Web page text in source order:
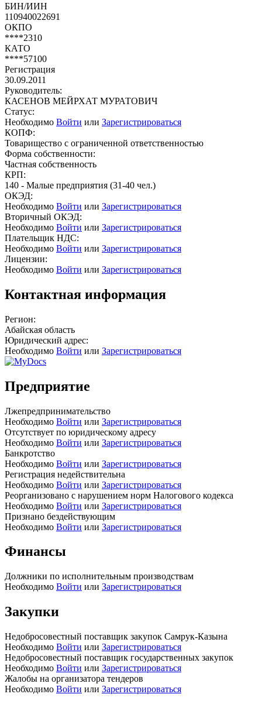
БИН/ИИН
110940022691
ОКПО
****2310
КАТО
****57100
Регистрация
30.09.2011
Руководитель:
КАСЕНОВ МЕЙРХАТ МУРАТОВИЧ
Статус:
Необходимо Войти или Зарегистрироваться
КОПФ:
Товарищество с ограниченной ответственностью
Форма собственности:
Частная собственность
КРП:
140 - Малые предприятия (31-40 чел.)
ОКЭД:
Необходимо Войти или Зарегистрироваться
Вторичный ОКЭД:
Необходимо Войти или Зарегистрироваться
Плательщик НДС:
Необходимо Войти или Зарегистрироваться
Лицензии:
Необходимо Войти или Зарегистрироваться
Контактная информация
Регион:
Абайская область
Юридический адрес:
Необходимо Войти или Зарегистрироваться
Предприятие
Лжепредпринимательство
Необходимо Войти или Зарегистрироваться
Отсутствует по юридическому адресу
Необходимо Войти или Зарегистрироваться
Банкротство
Необходимо Войти или Зарегистрироваться
Регистрация недействительна
Необходимо Войти или Зарегистрироваться
Реорганизовано с нарушением норм Налогового кодекса
Необходимо Войти или Зарегистрироваться
Признано бездействующим
Необходимо Войти или Зарегистрироваться
Финансы
Должники по исполнительным производствам
Необходимо Войти или Зарегистрироваться
Закупки
Недобросовестный поставщик закупок Самрук-Казына
Необходимо Войти или Зарегистрироваться
Недобросовестный поставщик государственных закупок
Необходимо Войти или Зарегистрироваться
Жалобы на организатора тендеров
Необходимо Войти или Зарегистрироваться